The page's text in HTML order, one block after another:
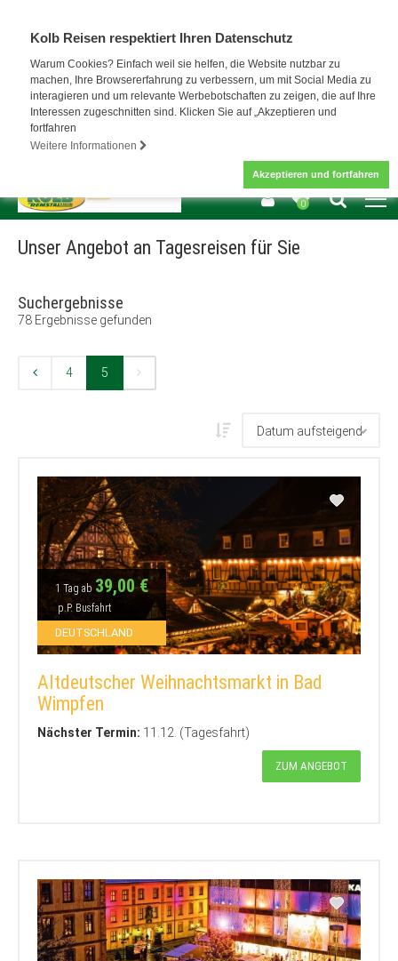
Kolb Reisen respektiert Ihren Datenschutz
Warum Cookies? Einfach weil sie helfen, die Website nutzbar zu
machen, Ihre Browsererfahrung zu verbessern, um mit Social Media zu
interagieren und um relevante Werbebotschaften zu zeigen, die auf Ihre
Interessen zugeschnitten sind. Klicken Sie auf „Akzeptieren und
fortfahren
Weitere Informationen
Akzeptieren und fortfahren
0
Unser Angebot an Tagesreisen für Sie
Suchergebnisse
78 Ergebnisse gefunden
4 5
1 Tag ab 39,00 €
p.P. Busfahrt
DEUTSCHLAND
Altdeutscher Weihnachtsmarkt in Bad
Wimpfen
Nächster Termin: 11.12. (Tagesfahrt)
ZUM ANGEBOT